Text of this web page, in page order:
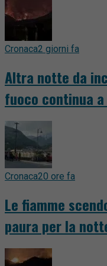
Cronaca2 giorni fa
Altra notte da
fuoco continua
Cronaca20 ore fa
Le fiamme
paura per la